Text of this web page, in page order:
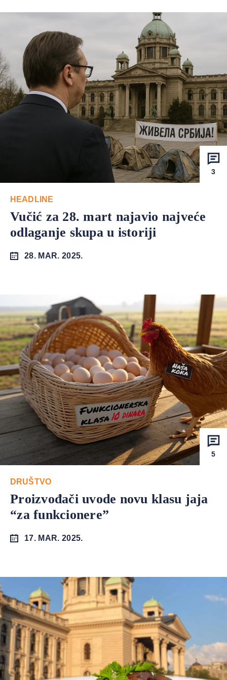
3
HEADLINE
Vučić za 28. mart najavio najveće
odlaganje skupa u istoriji
28. MAR. 2025.
5
DRUŠTVO
Proizvođači uvode novu klasu jaja
“za funkcionere”
17. MAR. 2025.